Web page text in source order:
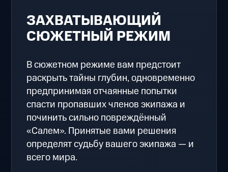
ЗАХВАТЫВАЮЩИЙ
СЮЖЕТНЫЙ РЕЖИМ
В сюжетном режиме вам предстоит
раскрыть тайны глубин, одновременно
предпринимая отчаянные попытки
спасти пропавших членов экипажа и
починить сильно повреждённый
«Салем». Принятые вами решения
определят судьбу вашего экипажа — и
всего мира.